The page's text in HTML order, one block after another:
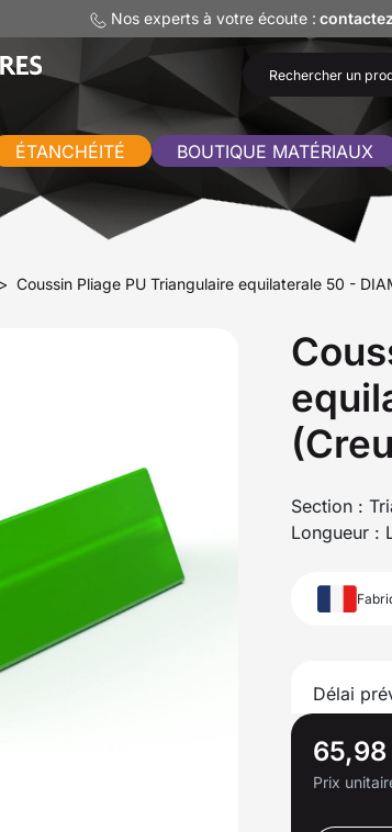
Nos experts à votre écoute :
ÉTANCHÉITÉ BOUTIQUE MATÉRIAUX
Coussin Pliage PU Triangulaire equilaterale 50 -
Section :
Longueur :
Délai
65,98
Prix